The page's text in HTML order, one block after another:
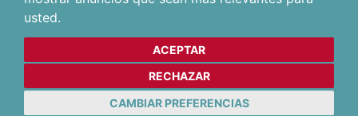
usted.
ACEPTAR
RECHAZAR
CAMBIAR PREFERENCIAS